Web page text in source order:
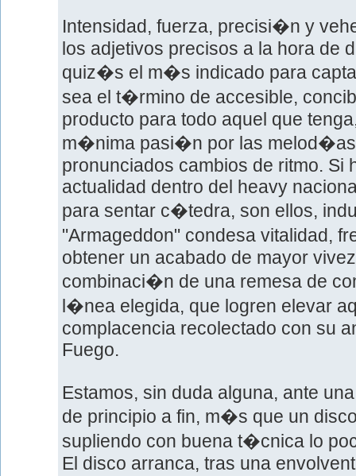
Intensidad, fuerza, precisi�n y
los adjetivos precisos a la hora de
quiz�s el m�s indicado para
sea el t�rmino de accesible,
producto para todo aquel que
m�nima pasi�n por las melod�as
pronunciados cambios de ritmo. Si
actualidad dentro del heavy
para sentar c�tedra, son ellos,
"Armageddon" condesa vitalidad,
obtener un acabado de mayor
combinaci�n de una remesa de
l�nea elegida, que logren elevar
complacencia recolectado con su
Fuego.
Estamos, sin duda alguna, ante
de principio a fin, m�s que un
supliendo con buena t�cnica lo
El disco arranca, tras una